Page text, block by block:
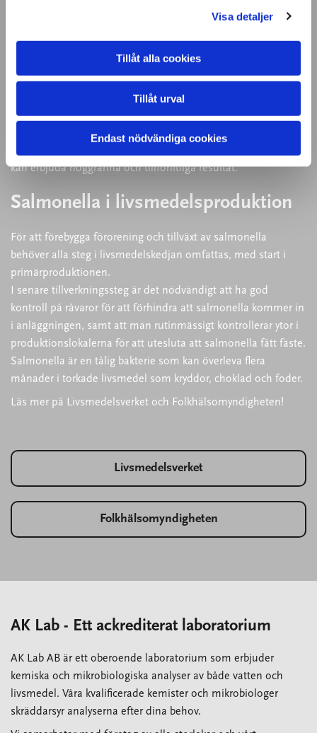
Visa detaljer
Tillåt alla cookies
Tillåt urval
Endast nödvändiga cookies
Salmonella provtagning och analys
På AK Lab erbjuder vi säkra och tillförlitliga tester för
salmonella. Vi analyserar prover från olika källor, till exempel
livsmedel eller svabbar från slaktkroppar, för att upptäcka
förekomst av bakterier. Vårt laboratorium är utrustat med den
kan erbjuda noggranna och tillförlitliga resultat.
Salmonella i livsmedelsproduktion
För att förebygga förorening och tillväxt av salmonella
behöver alla steg i livsmedelskedjan omfattas, med start i
primärproduktionen.
I senare tillverkningssteg är det nödvändigt att ha god
kontroll på råvaror för att förhindra att salmonella kommer in
i anläggningen, samt att man rutinmässigt kontrollerar ytor i
produktionslokalerna för att utesluta att salmonella fått fäste.
Salmonella är en tålig bakterie som kan överleva flera
månader i torkade livsmedel som kryddor, choklad och foder.
Läs mer på Livsmedelsverket och Folkhälsomyndigheten!
Livsmedelsverket
Folkhälsomyndigheten
AK Lab - Ett ackrediterat laboratorium
AK Lab AB är ett oberoende laboratorium som erbjuder
kemiska och mikrobiologiska analyser av både vatten och
livsmedel. Våra kvalificerade kemister och mikrobiologer
skräddarsyr analyserna efter dina behov.